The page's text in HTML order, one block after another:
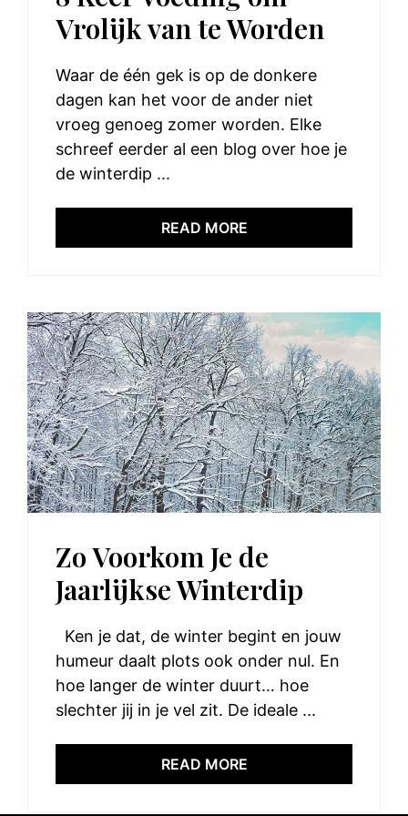
Vrolijk van te Worden
Waar de één gek is op de donkere
dagen kan het voor de ander niet
vroeg genoeg zomer worden. Elke
schreef eerder al een blog over hoe je
de winterdip ...
READ MORE
Zo Voorkom Je de
Jaarlijkse Winterdip
Ken je dat, de winter begint en jouw
humeur daalt plots ook onder nul. En
hoe langer de winter duurt… hoe
slechter jij in je vel zit. De ideale ...
READ MORE